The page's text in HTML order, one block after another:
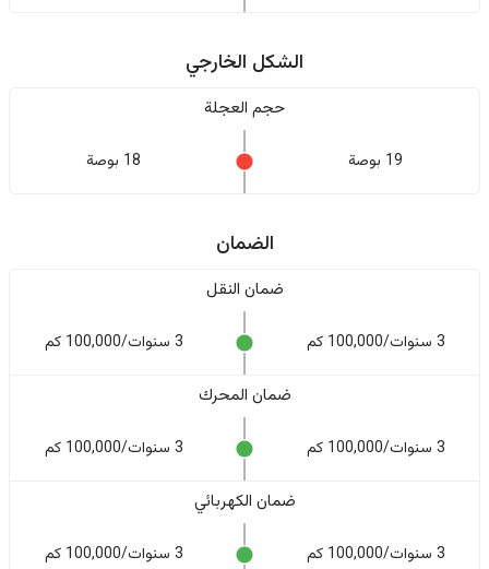
الشكل الخارجي
حجم العجلة
19 بوصة 18 بوصة
الضمان
ضمان النقل
3 سنوات/100,000 كم 3 سنوات/100,000 كم
ضمان المحرك
3 سنوات/100,000 كم 3 سنوات/100,000 كم
ضمان الكهربائي
3 سنوات/100,000 كم 3 سنوات/100,000 كم